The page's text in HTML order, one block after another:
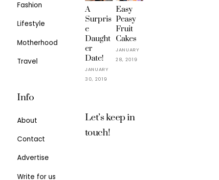
Fashion
Lifestyle
Motherhood
Travel
Info
About
Contact
Advertise
Write for us
A
Surpris
e
Daught
er
Date!
JANUARY
30, 2019
Easy
Peasy
Fruit
Cakes
JANUARY
28, 2019
Let’s keep in
touch!